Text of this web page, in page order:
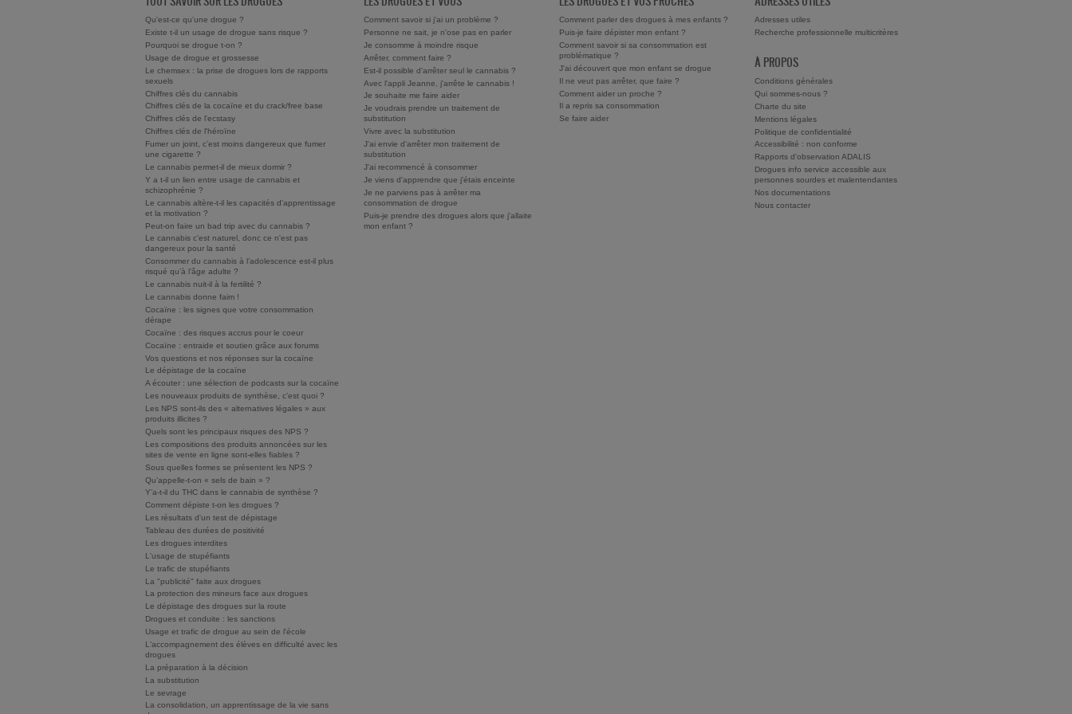
Qu'est-ce qu'une drogue ?
Existe t-il un usage de drogue sans risque ?
Pourquoi se drogue t-on ?
Usage de drogue et grossesse
Le chemsex : la prise de drogues lors de rapports
sexuels
Chiffres clés du cannabis
Chiffres clés de la cocaïne et du crack/free base
Chiffres clés de l'ecstasy
Chiffres clés de l'héroïne
Fumer un joint, c’est moins dangereux que fumer
une cigarette ?
Le cannabis permet-il de mieux dormir ?
Y a t-il un lien entre usage de cannabis et
schizophrénie ?
Le cannabis altère-t-il les capacités d'apprentissage
et la motivation ?
Peut-on faire un bad trip avec du cannabis ?
Le cannabis c'est naturel, donc ce n'est pas
dangereux pour la santé
Consommer du cannabis à l’adolescence est-il plus
risqué qu’à l’âge adulte ?
Le cannabis nuit-il à la fertilité ?
Le cannabis donne faim !
Cocaïne : les signes que votre consommation
dérape
Cocaïne : des risques accrus pour le coeur
Cocaïne : entraide et soutien grâce aux forums
Vos questions et nos réponses sur la cocaïne
Le dépistage de la cocaïne
A écouter : une sélection de podcasts sur la cocaïne
Les nouveaux produits de synthèse, c’est quoi ?
Les NPS sont-ils des « alternatives légales » aux
produits illicites ?
Quels sont les principaux risques des NPS ?
Les compositions des produits annoncées sur les
sites de vente en ligne sont-elles fiables ?
Sous quelles formes se présentent les NPS ?
Qu’appelle-t-on « sels de bain » ?
Y’a-t-il du THC dans le cannabis de synthèse ?
Comment dépiste t-on les drogues ?
Les résultats d'un test de dépistage
Tableau des durées de positivité
Les drogues interdites
L'usage de stupéfiants
Le trafic de stupéfiants
La "publicité" faite aux drogues
La protection des mineurs face aux drogues
Le dépistage des drogues sur la route
Drogues et conduite : les sanctions
Usage et trafic de drogue au sein de l'école
L'accompagnement des élèves en difficulté avec les
drogues
La préparation à la décision
La substitution
Le sevrage
La consolidation, un apprentissage de la vie sans
Comment savoir si j'ai un problème ?
Personne ne sait, je n'ose pas en parler
Je consomme à moindre risque
Arrêter, comment faire ?
Est-il possible d'arrêter seul le cannabis ?
Avec l'appli Jeanne, j'arrête le cannabis !
Je souhaite me faire aider
Je voudrais prendre un traitement de
substitution
Vivre avec la substitution
J'ai envie d'arrêter mon traitement de
substitution
J'ai recommencé à consommer
Je viens d'apprendre que j'étais enceinte
Je ne parviens pas à arrêter ma
consommation de drogue
Puis-je prendre des drogues alors que j'allaite
mon enfant ?
Comment parler des drogues à mes enfants ?
Puis-je faire dépister mon enfant ?
Comment savoir si sa consommation est
problématique ?
J'ai découvert que mon enfant se drogue
Il ne veut pas arrêter, que faire ?
Comment aider un proche ?
Il a repris sa consommation
Se faire aider
Adresses utiles
Recherche professionnelle multicritères
À PROPOS
Conditions générales
Qui sommes-nous ?
Charte du site
Mentions légales
Politique de confidentialité
Accessibilité : non conforme
Rapports d'observation ADALIS
Drogues info service accessible aux
personnes sourdes et malentendantes
Nos documentations
Nous contacter